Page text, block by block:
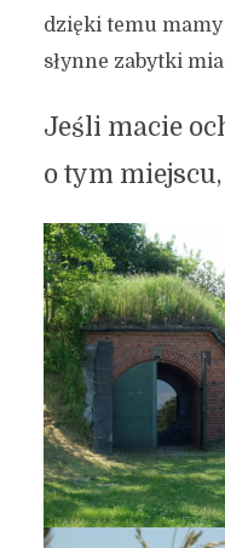
dzięki temu
słynne zabytki
Jeśli macie
o tym